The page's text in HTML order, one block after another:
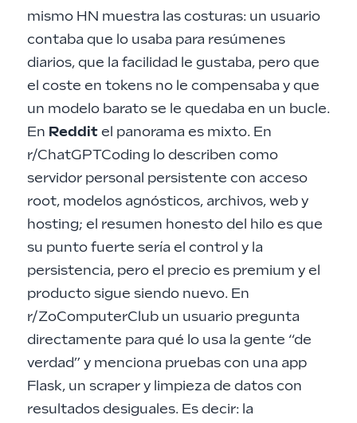
mismo HN muestra las costuras: un usuario
contaba que lo usaba para resúmenes
diarios, que la facilidad le gustaba, pero que
el coste en tokens no le compensaba y que
un modelo barato se le quedaba en un bucle.
En Redditel panorama es mixto. En
r/ChatGPTCoding lo describen como
servidor personal persistente con acceso
root, modelos agnósticos, archivos, web y
hosting; el resumen honesto del hilo es que
su punto fuerte sería el control y la
persistencia, pero el precio es premium y el
producto sigue siendo nuevo. En
r/ZoComputerClub un usuario pregunta
directamente para qué lo usa la gente “de
verdad” y menciona pruebas con una app
Flask, un scraper y limpieza de datos con
resultados desiguales. Es decir: la